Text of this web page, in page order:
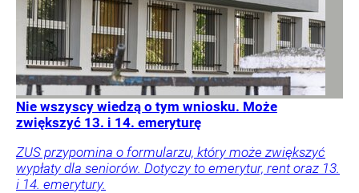
Nie wszyscy wiedzą o tym wniosku. Może
zwiększyć 13. i 14. emeryturę
ZUS przypomina o formularzu, który może zwiększyć
wypłaty dla seniorów. Dotyczy to emerytur, rent oraz 13.
i 14. emerytury.